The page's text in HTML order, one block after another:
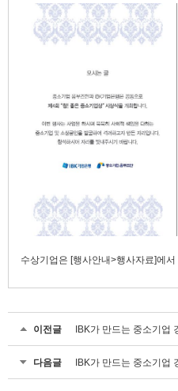
수상기업은 [행사안내>행사자료]에
이전글
다음글